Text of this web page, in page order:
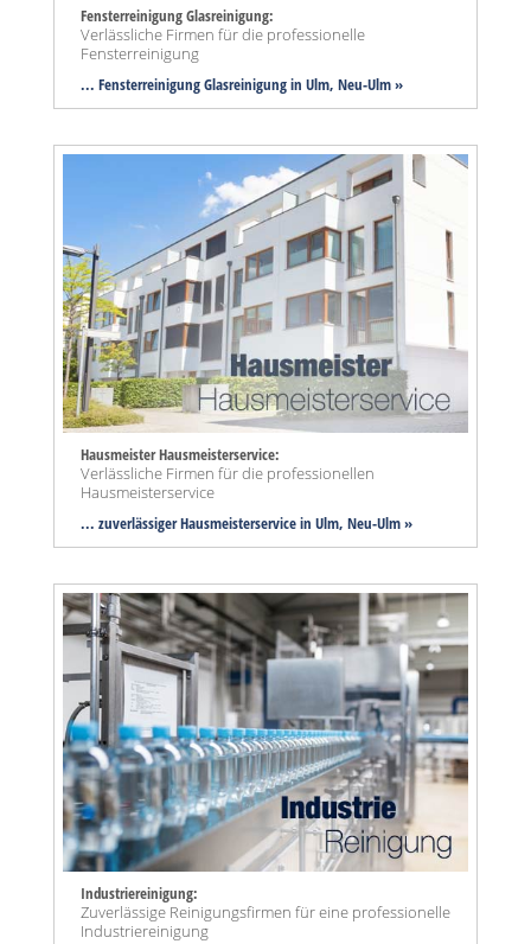
Fensterreinigung Glasreinigung:
Verlässliche Firmen für die professionelle
Fensterreinigung
... Fensterreinigung Glasreinigung in Ulm, Neu-Ulm »
Hausmeister Hausmeisterservice:
Verlässliche Firmen für die professionellen
Hausmeisterservice
... zuverlässiger Hausmeisterservice in Ulm, Neu-Ulm »
Industriereinigung:
Zuverlässige Reinigungsfirmen für eine professionelle
Industriereinigung